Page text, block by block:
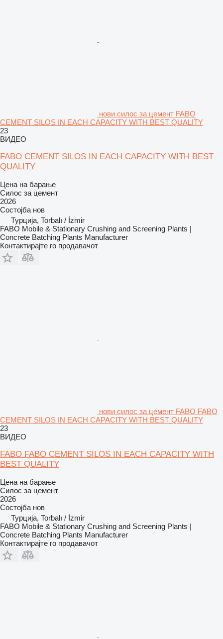
нови силос за цемент FABO
CEMENT SILOS IN EACH CAPACITY WITH BEST QUALITY
23
ВИДЕО
FABO CEMENT SILOS IN EACH CAPACITY WITH BEST
QUALITY
Цена на барање
Силос за цемент
2026
Состојба нов
Турција, Torbalı / İzmir
FABO Mobile & Stationary Crushing and Screening Plants |
Concrete Batching Plants Manufacturer
Контактирајте го продавачот
нови силос за цемент FABO FABO
CEMENT SILOS IN EACH CAPACITY WITH BEST QUALITY
23
ВИДЕО
FABO FABO CEMENT SILOS IN EACH CAPACITY WITH
BEST QUALITY
Цена на барање
Силос за цемент
2026
Состојба нов
Турција, Torbalı / İzmir
FABO Mobile & Stationary Crushing and Screening Plants |
Concrete Batching Plants Manufacturer
Контактирајте го продавачот